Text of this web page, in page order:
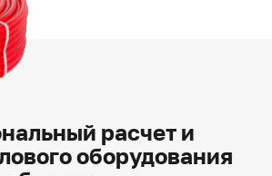
расчет и
оборудования